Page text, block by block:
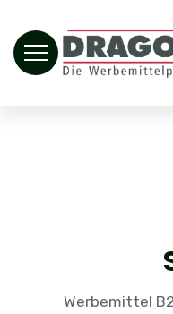
Werbemittel